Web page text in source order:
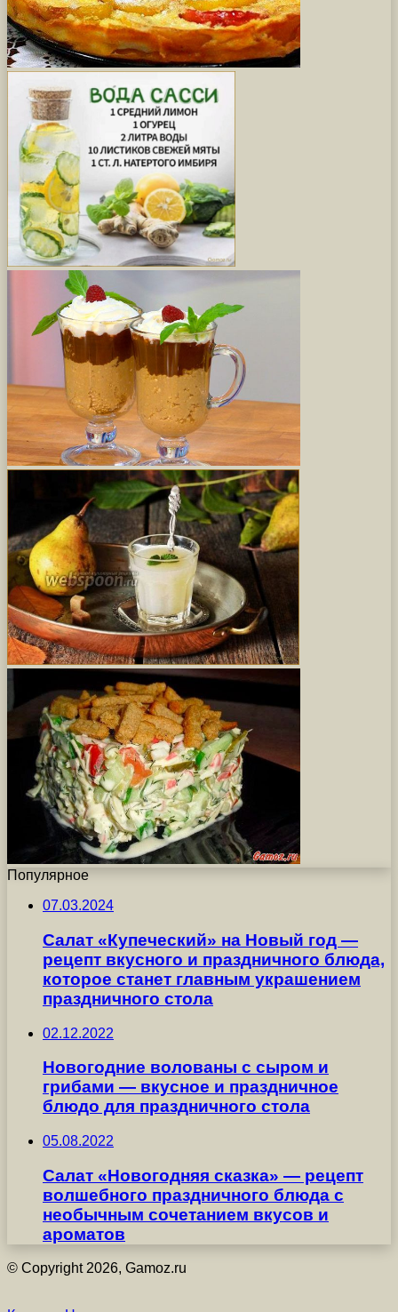
Популярное
07.03.2024
Салат «Купеческий» на Новый год —
рецепт вкусного и праздничного блюда,
которое станет главным украшением
праздничного стола
02.12.2022
Новогодние волованы с сыром и
грибами — вкусное и праздничное
блюдо для праздничного стола
05.08.2022
Салат «Новогодняя сказка» — рецепт
волшебного праздничного блюда с
необычным сочетанием вкусов и
ароматов
© Copyright 2026, Gamoz.ru